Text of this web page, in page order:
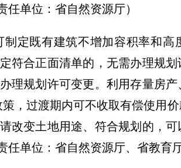
任单位：省自然资源厅）
制定既有建筑不增加容积率和高
符合正面清单的，无需办理规
规划许可变更。利用存量房产
，过渡期内可不收取有偿使用
改变土地用途、符合规划的，
任单位：省自然资源厅、省教育厅